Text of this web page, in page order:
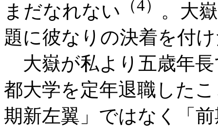
まだなれない （4）
。大
題に彼なりの決着を付
大嶽が私より五歳年
都大学を定年退職した
期新左翼」ではなく「